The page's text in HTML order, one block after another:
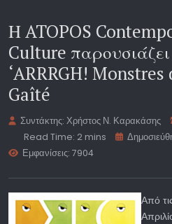
Η ATOPOS
Culture
‘ARRRGH! Monstres
Gaîté
Συντάκτης:Χρήστος Ν. Καρακάσης
Read Time: 2 mins
Εμφανίσεις: 7904
Από